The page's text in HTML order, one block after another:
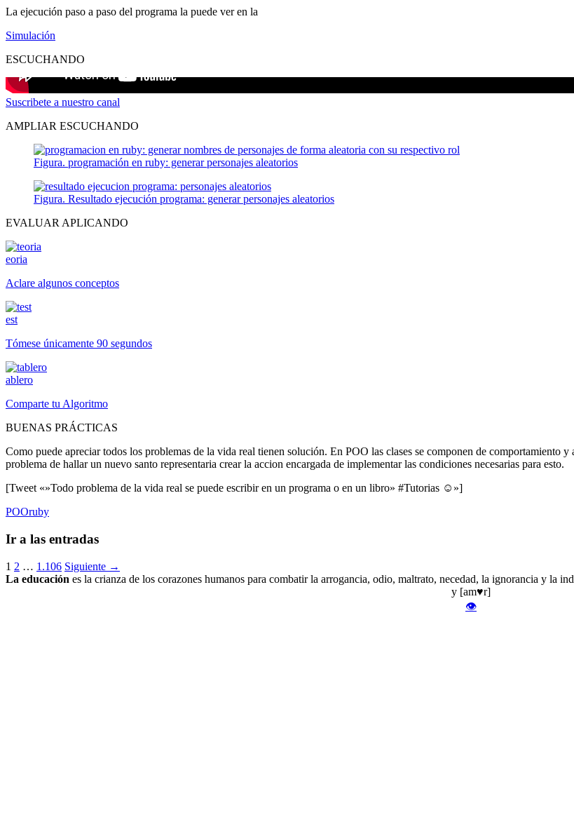
La ejecución paso a paso del programa la puede ver en la
Simulación
ESCUCHANDO
Suscribete a nuestro canal
AMPLIAR ESCUCHANDO
Figura. programación en ruby: generar personajes aleatorios
Figura. Resultado ejecución programa: generar personajes aleatorios
EVALUAR APLICANDO
eoria
Aclare algunos conceptos
est
Tómese únicamente 90 segundos
ablero
Comparte tu Algoritmo
BUENAS PRÁCTICAS
Como puede apreciar todos los problemas de la vida real tienen solución. En POO las clases se componen de comportamiento
problema de hallar un nuevo santo representaria crear la accion encargada de implementar las condiciones necesarias para esto.
[Tweet «»Todo problema de la vida real se puede escribir en un programa o en un libro» #Tutorias ☺»]
POOruby
Ir a las entradas
1 2 … 1.106 Siguiente →
La educación es la crianza de los corazones humanos para combatir la arrogancia, odio, maltrato, necedad, la ignorancia y
y [am♥r]
👁